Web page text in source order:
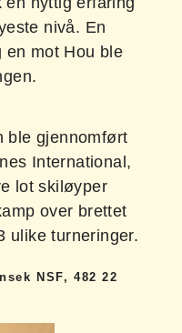
nivå. En
en mot Hou ble
ble gjennomført
International,
lot skiløyper
over brettet
ulike turneringer.
NSF, 482 22